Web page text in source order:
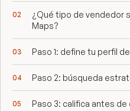
¿Qué tipo de vendedor
Maps?
Paso 1: define tu perfil
Paso 2: búsqueda
Paso 3: califica antes